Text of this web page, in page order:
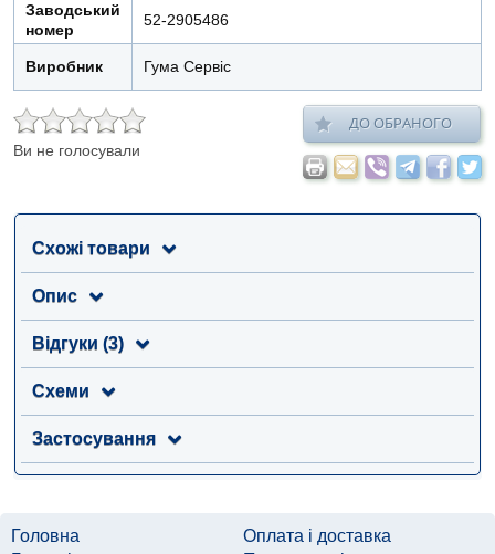
Заводський
номер
52-2905486
Виробник Гума Сервіс
Ви не голосували
ДО ОБРАНОГО
Схожі товари
Опис
Відгуки (3)
Схеми
Застосування
Головна
Оплата і доставка